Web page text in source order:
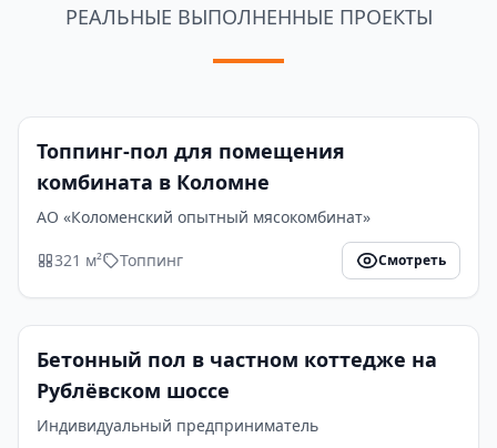
РЕАЛЬНЫЕ ВЫПОЛНЕННЫЕ ПРОЕКТЫ
Топпинг-пол для помещения
комбината в Коломне
АО «Коломенский опытный мясокомбинат»
321 м² Топпинг Смотреть
Бетонный пол в частном коттедже на
Рублёвском шоссе
Индивидуальный предприниматель